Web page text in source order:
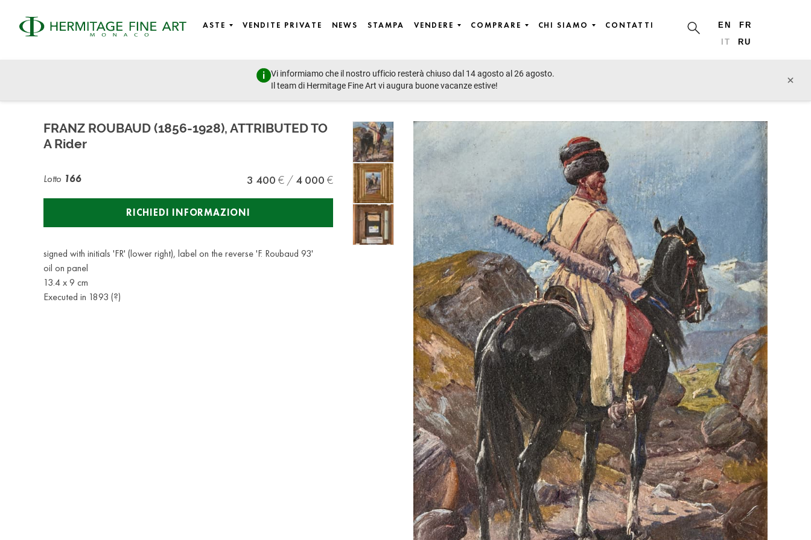
ASTE VENDITE PRIVATE NEWS STAMPA VENDERE COMPRARE CHI SIAMO CONTATTI EN
FR
IT
RU
Vi informiamo che il nostro ufficio resterà chiuso dal 14 agosto al 26 agosto.
Il team di Hermitage Fine Art vi augura buone vacanze estive!
×
Fine Art: from Old Masters to 19th Century, Modern & Contemporary Art, East European Art, Icons
FRANZ ROUBAUD (1856-1928), ATTRIBUTED TO
A Rider
Lotto 166 3 400 4 000
RICHIEDI INFORMAZIONI
signed with initials 'FR' (lower right), label on the reverse 'F. Roubaud 93'
oil on panel
13.4 x 9 cm
Executed in 1893 (?)